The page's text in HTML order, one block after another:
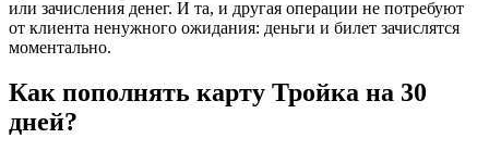
или зачисления денег. И та, и другая операции не потребуют
от клиента ненужного ожидания: деньги и билет зачислятся
моментально.
Как пополнять карту Тройка на 30
дней?